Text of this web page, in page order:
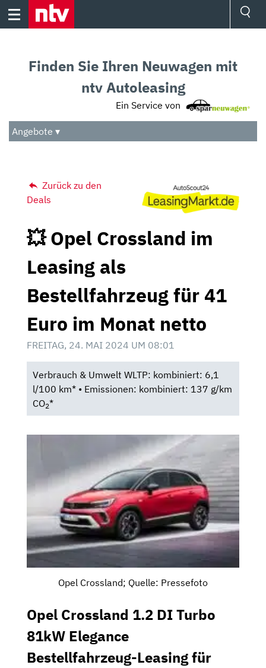
Skip
Audio
Das Beste
Finden Sie Ihren Neuwagen mit
ntv Autoleasing
Ein Service von
Angebote ▾
Zurück zu den
Deals
💥 Opel Crossland im
Leasing als
Bestellfahrzeug für 41
Euro im Monat netto
FREITAG, 24. MAI 2024 UM 08:01
Verbrauch & Umwelt WLTP: kombiniert: 6,1
l/100 km* • Emissionen: kombiniert: 137 g/km
CO2*
Opel Crossland; Quelle: Pressefoto
Opel Crossland 1.2 DI Turbo
81kW Elegance
Bestellfahrzeug-Leasing für